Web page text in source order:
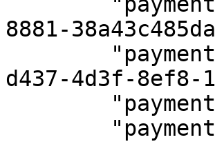
8881-
d437-4d3f-8ef8-